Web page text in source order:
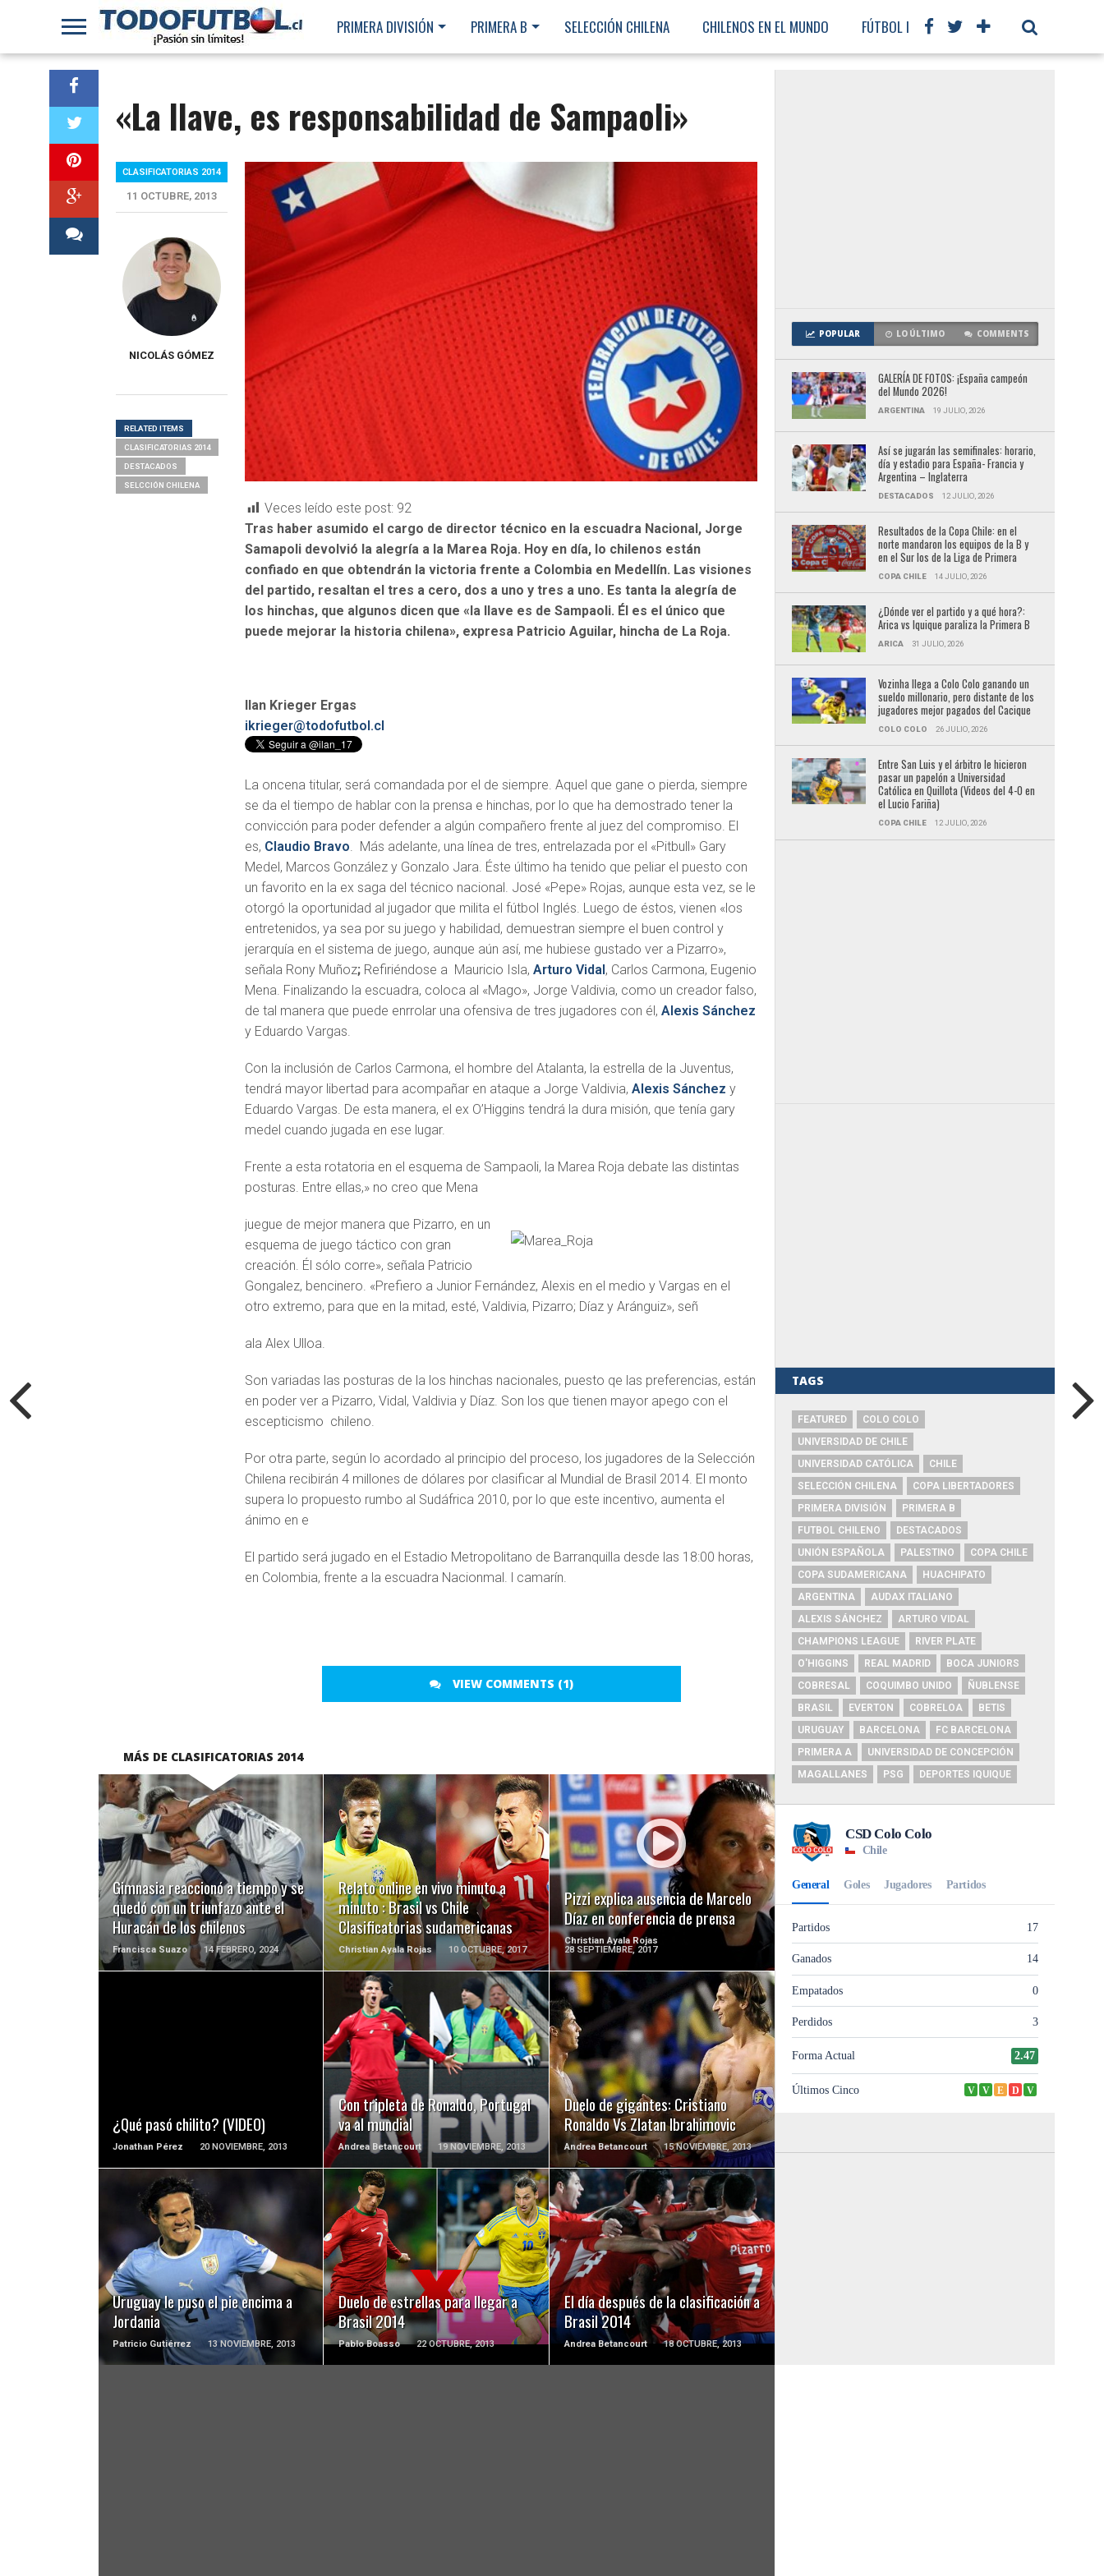
PRIMERA DIVISIÓN PRIMERA B SELECCIÓN CHILENA CHILENOS EN EL MUNDO FÚTBOL INTERNACIONAL
«La llave, es responsabilidad de Sampaoli»
Veces leído este post: 92
Tras haber asumido el cargo de director técnico en la escuadra Nacional, Jorge
Samapoli devolvió la alegría a la Marea Roja. Hoy en día, lo chilenos están
confiado en que obtendrán la victoria frente a Colombia en Medellín. Las visiones
del partido, resaltan el tres a cero, dos a uno y tres a uno. Es tanta la alegría de
los hinchas, que algunos dicen que «la llave es de Sampaoli. Él es el único que
puede mejorar la historia chilena», expresa Patricio Aguilar, hincha de La Roja.
Ilan Krieger Ergas
ikrieger@todofutbol.cl
La oncena titular, será comandada por el de siempre. Aquel que gane o pierda, siempre
se da el tiempo de hablar con la prensa e hinchas, por lo que ha demostrado tener la
convicción para poder defender a algún compañero frente al juez del compromiso. El
es, Claudio Bravo. Más adelante, una línea de tres, entrelazada por el «Pitbull» Gary
Medel, Marcos González y Gonzalo Jara. Éste último ha tenido que peliar el puesto con
un favorito en la ex saga del técnico nacional. José «Pepe» Rojas, aunque esta vez, se le
otorgó la oportunidad al jugador que milita el fútbol Inglés. Luego de éstos, vienen «los
entretenidos, ya sea por su juego y habilidad, demuestran siempre el buen control y
jerarquía en el sistema de juego, aunque aún así, me hubiese gustado ver a Pizarro»,
señala Rony Muñoz; Refiriéndose a Mauricio Isla,Arturo Vidal, Carlos Carmona, Eugenio
Mena. Finalizando la escuadra, coloca al «Mago», Jorge Valdivia, como un creador falso,
de tal manera que puede enrrolar una ofensiva de tres jugadores con él,Alexis Sánchez
y Eduardo Vargas.
Con la inclusión de Carlos Carmona, el hombre del Atalanta, la estrella de la Juventus,
tendrá mayor libertad para acompañar en ataque a Jorge Valdivia,Alexis Sánchez y
Eduardo Vargas. De esta manera, el ex O’Higgins tendrá la dura misión, que tenía gary
medel cuando jugada en ese lugar.
Frente a esta rotatoria en el esquema de Sampaoli, la Marea Roja debate las distintas
posturas. Entre ellas,» no creo que Mena
juegue de mejor manera que Pizarro, en un
esquema de juego táctico con gran
creación. Él sólo corre», señala Patricio
Gongalez, bencinero. «Prefiero a Junior Fernández, Alexis en el medio y Vargas en el
otro extremo, para que en la mitad, esté, Valdivia, Pizarro; Díaz y Aránguiz», señ
ala Alex Ulloa.
Son variadas las posturas de la los hinchas nacionales, puesto qe las preferencias, están
en poder ver a Pizarro, Vidal, Valdivia y Díaz. Son los que tienen mayor apego con el
escepticismo chileno.
Por otra parte, según lo acordado al principio del proceso, los jugadores de la Selección
Chilena recibirán 4 millones de dólares por clasificar al Mundial de Brasil 2014. El monto
supera lo propuesto rumbo al Sudáfrica 2010, por lo que este incentivo, aumenta el
ánimo en e
El partido será jugado en el Estadio Metropolitano de Barranquilla desde las 18:00 horas,
en Colombia, frente a la escuadra Nacionmal. l camarín.
VIEW COMMENTS (1)
CLASIFICATORIAS 2014
11 OCTUBRE, 2013
NICOLÁS GÓMEZ
RELATED ITEMS
CLASIFICATORIAS 2014
DESTACADOS
SELCCIÓN CHILENA
MÁS DE CLASIFICATORIAS 2014
Gimnasia reaccionó a tiempo y se
quedó con un triunfazo ante el
Huracán de los chilenos
Francisca Suazo 14 FEBRERO, 2024
LEER MÁS
Relato online en vivo minuto a
minuto : Brasil vs Chile
Clasificatorias sudamericanas
Christian Ayala Rojas 10 OCTUBRE, 2017
LEER MÁS
Pizzi explica ausencia de Marcelo
Díaz en conferencia de prensa
Christian Ayala Rojas
28 SEPTIEMBRE, 2017
LEER MÁS
¿Qué pasó chilito? (VIDEO)
Jonathan Pérez 20 NOVIEMBRE, 2013
Con tripleta de Ronaldo, Portugal
va al mundial
Andrea Betancourt 19 NOVIEMBRE, 2013
LEER MÁS
Duelo de gigantes: Cristiano
Ronaldo Vs Zlatan Ibrahimovic
Andrea Betancourt 15 NOVIEMBRE, 2013
LEER MÁS
Uruguay le puso el pie encima a
Jordania
Patricio Gutiérrez 13 NOVIEMBRE, 2013
LEER MÁS
Duelo de estrellas para llegar a
Brasil 2014
Pablo Boasso 22 OCTUBRE, 2013
LEER MÁS
El día después de la clasificación a
Brasil 2014
Andrea Betancourt 18 OCTUBRE, 2013
LEER MÁS
POPULAR LO ÚLTIMO COMMENTS
GALERÍA DE FOTOS: ¡España campeón
del Mundo 2026!
ARGENTINA 19 JULIO, 2026
Así se jugarán las semifinales: horario,
día y estadio para España- Francia y
Argentina – Inglaterra
DESTACADOS 12 JULIO, 2026
Resultados de la Copa Chile: en el
norte mandaron los equipos de la B y
en el Sur los de la Liga de Primera
COPA CHILE 14 JULIO, 2026
¿Dónde ver el partido y a qué hora?:
Arica vs Iquique paraliza la Primera B
ARICA 31 JULIO, 2026
Vozinha llega a Colo Colo ganando un
sueldo millonario, pero distante de los
jugadores mejor pagados del Cacique
COLO COLO 26 JULIO, 2026
Entre San Luis y el árbitro le hicieron
pasar un papelón a Universidad
Católica en Quillota (Videos del 4-0 en
el Lucio Fariña)
COPA CHILE 12 JULIO, 2026
TAGS
FEATURED
COLO COLO
UNIVERSIDAD DE CHILE
UNIVERSIDAD CATÓLICA
CHILE
SELECCIÓN CHILENA
COPA LIBERTADORES
PRIMERA DIVISIÓN
PRIMERA B
FUTBOL CHILENO
DESTACADOS
UNIÓN ESPAÑOLA
PALESTINO
COPA CHILE
COPA SUDAMERICANA
HUACHIPATO
ARGENTINA
AUDAX ITALIANO
ALEXIS SÁNCHEZ
ARTURO VIDAL
CHAMPIONS LEAGUE
RIVER PLATE
O'HIGGINS
REAL MADRID
BOCA JUNIORS
COBRESAL
COQUIMBO UNIDO
ÑUBLENSE
BRASIL
EVERTON COBRELOA
BETIS
URUGUAY
BARCELONA
FC BARCELONA
PRIMERA A
UNIVERSIDAD DE CONCEPCIÓN
MAGALLANES
PSG DEPORTES IQUIQUE